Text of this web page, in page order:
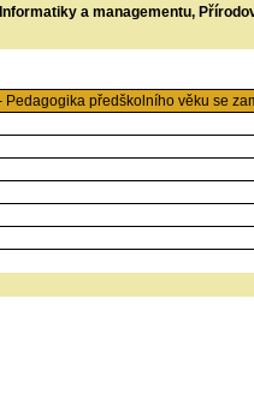
a managementu,
Pedagogika předškolního věku se